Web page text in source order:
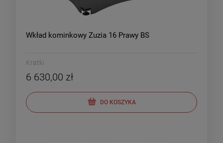
Wkład kominkowy Zuzia 16 Prawy BS
Kratki
6 630,00 zł
DO KOSZYKA